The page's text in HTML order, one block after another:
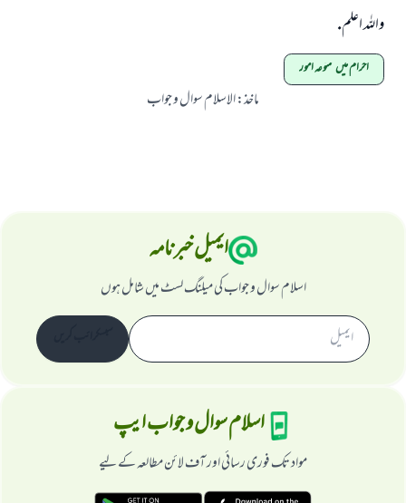
واللہ اعلم.
احرام میں ممنوعہ امور
ماخذ:الاسلام سوال و جواب
ایمیل خبرنامہ
اسلام سوال و جواب کی میلنگ لسٹ میں شامل ہوں
اسلام سوال و جواب ایپ
مواد تک فوری رسائی اور آف لائن مطالعہ کے لیے